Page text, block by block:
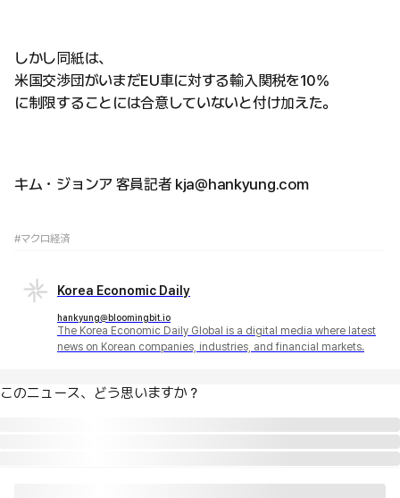
しかし同紙は、
米国交渉団がいまだEU車に対する輸入関税を10%
に制限することには合意していないと付け加えた。
キム・ジョンア 客員記者 kja@hankyung.com
#マクロ経済
Korea Economic Daily
hankyung@bloomingbit.io
The Korea Economic Daily Global is a digital media where latest
news on Korean companies, industries, and financial markets.
このニュース、どう思いますか？